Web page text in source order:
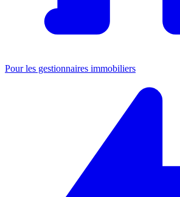
Pour les gestionnaires immobiliers